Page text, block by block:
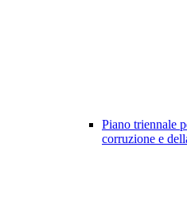
Piano triennale
corruzione e